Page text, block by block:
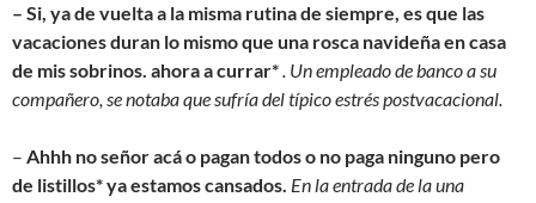
– Si, ya de vuelta a la misma rutina de siempre, es que las
vacaciones duran lo mismo que una rosca navideña en casa
de mis sobrinos. ahora a currar*. Un empleado de banco a su
compañero, se notaba que sufría del típico estrés postvacacional.
– Ahhh no señor acá o pagan todos o no paga ninguno pero
de listillos* ya estamos cansados. En la entrada de la una